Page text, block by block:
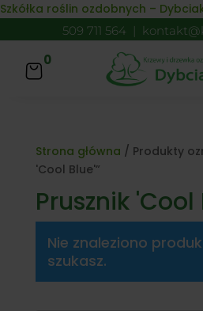
Skip to content
Szkółka roślin ozdobnych –
509 711 564 |
0
Strona główna / Produkty
'Cool Blue'”
Prusznik 'Cool
Nie znaleziono
szukasz.